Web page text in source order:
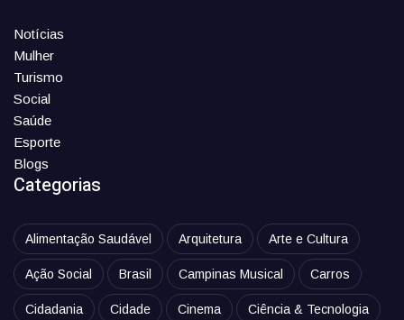
Notícias
Mulher
Turismo
Social
Saúde
Esporte
Blogs
Categorias
Alimentação Saudável Arquitetura Arte e Cultura
Ação Social Brasil Campinas Musical Carros
Cidadania Cidade Cinema Ciência & Tecnologia